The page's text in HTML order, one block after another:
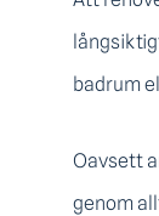
badrum
Oavsett
genom